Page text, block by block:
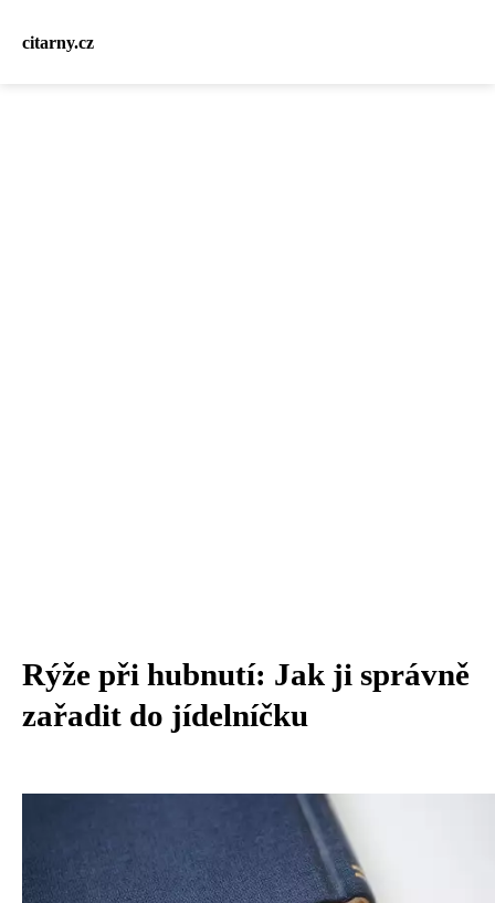
citarny.cz
Rýže při hubnutí: Jak ji správně
zařadit do jídelníčku